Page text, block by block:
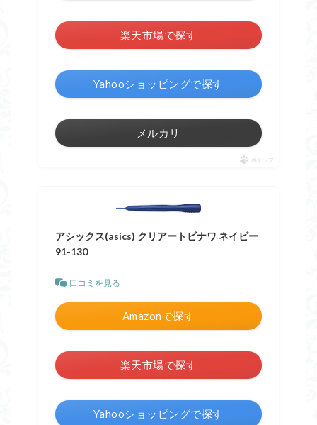
楽天市場で探す
Yahooショッピングで探す
メルカリ
ポチップ
アシックス(asics) クリアートビナワ ネイビー
91-130
口コミを見る
Amazonで探す
楽天市場で探す
Yahooショッピングで探す